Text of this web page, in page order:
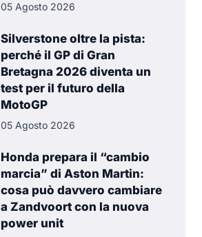
05 Agosto 2026
Silverstone oltre la pista:
perché il GP di Gran
Bretagna 2026 diventa un
test per il futuro della
MotoGP
05 Agosto 2026
Honda prepara il “cambio
marcia” di Aston Martin:
cosa può davvero cambiare
a Zandvoort con la nuova
power unit